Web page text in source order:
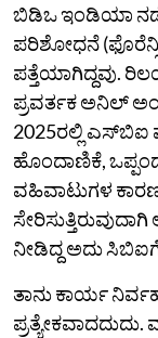
ಬಿಡಿಒ ಇಂಡಿಯಾ
ಪರಿಶೋಧನೆ
ಪತ್ತೆಯಾಗಿದ್ದವು.
ಪ್ರವರ್ತಕ ಅನಿಲ್
2025ರಲ್ಲಿ ಎಸ್‌ಬಿಐ
ಹೊಂದಾಣಿಕೆ,
ವಹಿವಾಟುಗಳ
ನೀಡಿದ್ದ ಅದು
ತಾನು ಕಾರ್ಯ